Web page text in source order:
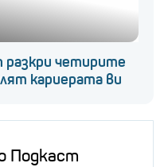
четирите
кариерата ви
Подкаст